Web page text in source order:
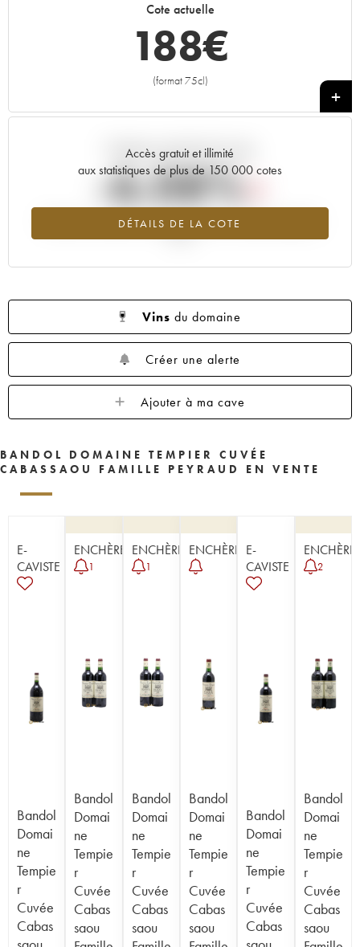
1999
1993
Cote actuelle
188€
(format 75cl)
+
Accès gratuit et illimité
aux statistiques de plus de 150 000 cotes
DÉTAILS DE LA COTE
Tendance actuelle de la cote
-6.08%
Tendance à la baisse du millésime 2004 en 2026 par rapport à
Vins du domaine
Créer une alerte
Ajouter à ma cave
BANDOL DOMAINE TEMPIER CUVÉE
CABASSAOU FAMILLE PEYRAUD EN VENTE
E-
CAVISTE
Bandol
Domai
ne
Tempie
r
Cuvée
Cabas
ENCHÈRE
1
Bandol
Domai
ne
Tempie
r
Cuvée
Cabas
saou
ENCHÈRE
1
Bandol
Domai
ne
Tempie
r
Cuvée
Cabas
saou
ENCHÈRE
Bandol
Domai
ne
Tempie
r
Cuvée
Cabas
saou
E-
CAVISTE
Bandol
Domai
ne
Tempie
r
Cuvée
Cabas
ENCHÈRE
2
Bandol
Domai
ne
Tempie
r
Cuvée
Cabas
saou